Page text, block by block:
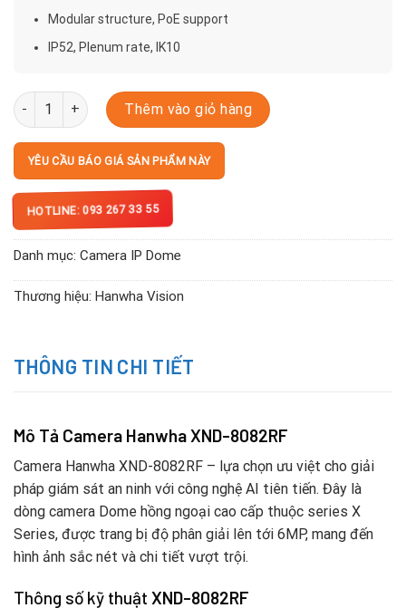
Modular structure, PoE support
IP52, Plenum rate, IK10
XND-8082RF số lượngThêm vào giỏ hàng
YÊU CẦU BÁO GIÁ SẢN PHẨM NÀY
HOTLINE: 093 267 33 55
Danh mục: Camera IP Dome
Thương hiệu: Hanwha Vision
THÔNG TIN CHI TIẾT
Mô Tả Camera Hanwha XND-8082RF
Camera Hanwha XND-8082RF – lựa chọn ưu việt cho giải
pháp giám sát an ninh với công nghệ AI tiên tiến. Đây là
dòng camera Dome hồng ngoại cao cấp thuộc series X
Series, được trang bị độ phân giải lên tới 6MP, mang đến
hình ảnh sắc nét và chi tiết vượt trội.
Thông số kỹ thuật XND-8082RF